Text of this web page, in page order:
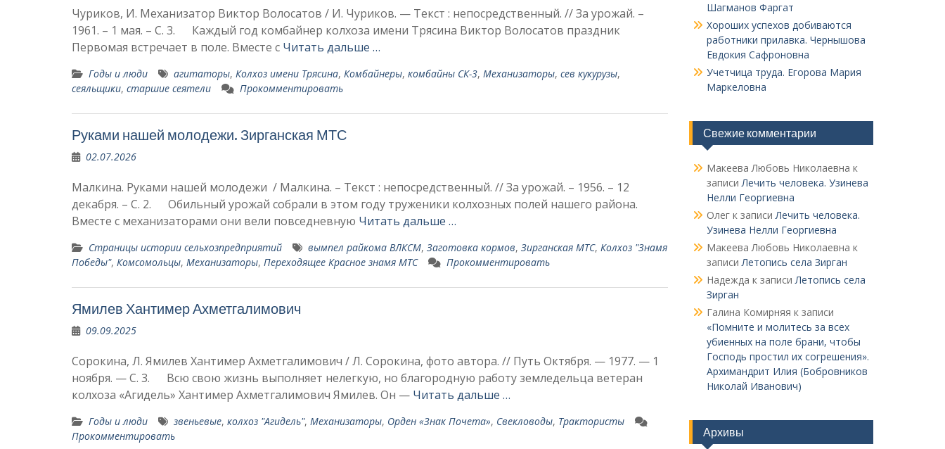
Чуриков, И. Механизатор Виктор Волосатов / И. Чуриков. — Текст : непосредственный. // За урожай. –
1961. – 1 мая. – С. 3. Каждый год комбайнер кол­хоза имени Трясина Виктор Волосатов праздник
Первомая встречает в поле. Вместе с Читать дальше …
Годы и люди агитаторы, Колхоз имени Трясина, Комбайнеры, комбайны СК-3, Механизаторы, сев кукурузы,
сеяльщики, старшие сеятели Прокомментировать
Руками нашей молодежи. Зирганская МТС
02.07.2026
Малкина. Руками нашей молодежи / Малкина. – Текст : непосредственный. // За урожай. – 1956. – 12
декабря. – С. 2. Обильный урожай собрали в этом году труженики колхозных полей нашего района.
Вместе с механизаторами они вели повседневную Читать дальше …
Страницы истории сельхозпредприятий вымпел райкома ВЛКСМ, Заготовка кормов, Зирганская МТС, Колхоз "Знамя
Победы", Комсомольцы, Механизаторы, Переходя­щее Красное знамя МТС Прокомментировать
Ямилев Хантимер Ахметгалимович
09.09.2025
Сорокина, Л. Ямилев Хантимер Ахметгалимович / Л. Сорокина, фото автора. // Путь Октября. — 1977. — 1
ноября. — С. 3. Всю свою жизнь выполняет нелегкую, но благородную рабо­ту земледельца ветеран
колхоза «Агидель» Хантимер Ахметгалимович Ямилев. Он — Читать дальше …
Годы и люди звеньевые, колхоз "Агидель", Механизаторы, Орден «Знак Почета», Свекловоды, Трактористы
Прокомментировать
Шагманов Фаргат
Хороших успехов добиваются
работники прилавка. Чер­нышова
Евдокия Сафроновна
Учетчица труда. Его­рова Мария
Маркеловна
Свежие комментарии
Макеева Любовь Николаевна к
записиЛечить человека. Узинева
Нелли Георгиевна
Олегк записиЛечить человека.
Узинева Нелли Георгиевна
Макеева Любовь Николаевна к
записиЛетопись села Зирган
Надежда к записиЛетопись села
Зирган
Галина Комирняя к записи
«Помните и молитесь за всех
убиенных на поле брани, чтобы
Господь простил их согрешения».
Архимандрит Илия (Бобровников
Николай Иванович)
Архивы